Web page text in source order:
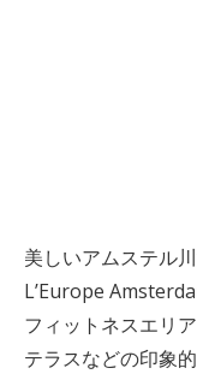
美しいアムステル
L’Europe
フィットネスエリ
テラスなどの印象